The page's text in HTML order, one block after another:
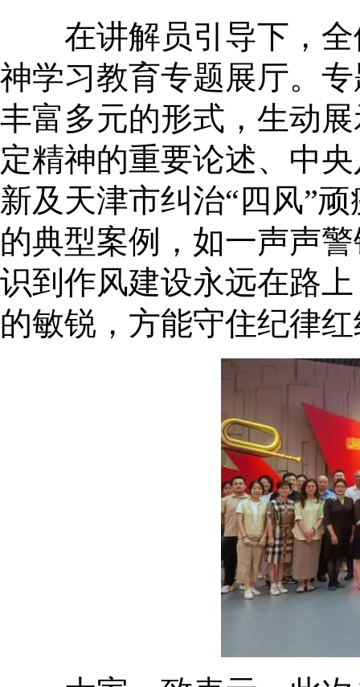
在讲解员引导下，全
神学习教育专题展厅。
丰富多元的形式，生动
定精神的重要论述、中
新及天津市纠治“四风”
的典型案例，如一声声
识到作风建设永远在路
的敏锐，方能守住纪律